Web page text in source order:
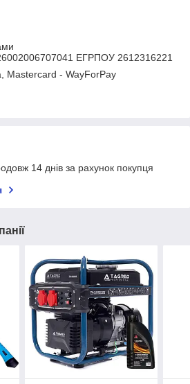
ЕГРПОУ 2612316221
Mastercard - WayForPay
14 днів за рахунок покупця